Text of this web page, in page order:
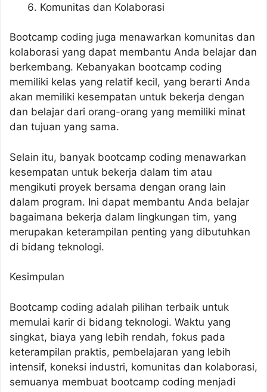
Komunitas dan Kolaborasi
Bootcamp coding juga menawarkan komunitas dan
kolaborasi yang dapat membantu Anda belajar dan
berkembang. Kebanyakan bootcamp coding
memiliki kelas yang relatif kecil, yang berarti Anda
akan memiliki kesempatan untuk bekerja dengan
dan belajar dari orang-orang yang memiliki minat
dan tujuan yang sama.
Selain itu, banyak bootcamp coding menawarkan
kesempatan untuk bekerja dalam tim atau
mengikuti proyek bersama dengan orang lain
dalam program. Ini dapat membantu Anda belajar
bagaimana bekerja dalam lingkungan tim, yang
merupakan keterampilan penting yang dibutuhkan
di bidang teknologi.
Kesimpulan
Bootcamp coding adalah pilihan terbaik untuk
memulai karir di bidang teknologi. Waktu yang
singkat, biaya yang lebih rendah, fokus pada
keterampilan praktis, pembelajaran yang lebih
intensif, koneksi industri, komunitas dan kolaborasi,
semuanya membuat bootcamp coding menjadi